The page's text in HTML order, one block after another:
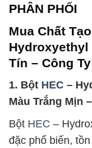
PHÂN PHỐI
Mua Chất
Hydroxyethyl
Tín – Công
1. Bột HEC –
Màu Trắng Mịn
Bột HEC –
đặc phổ biến,